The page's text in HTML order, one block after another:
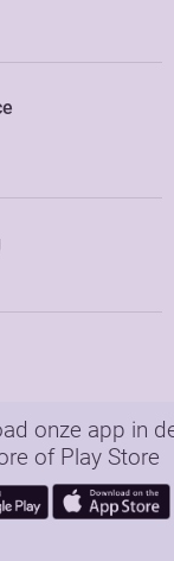
onze app in
of Play Store